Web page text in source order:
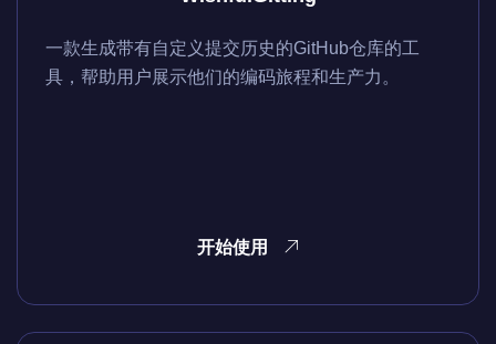
一款生成带有自定义提交历史的GitHub仓库的工
具，帮助用户展示他们的编码旅程和生产力。
开始使用